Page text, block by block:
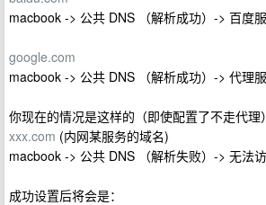
macbook -> 公共 DNS （解析成功）-> 百度
google.com
macbook -> 公共 DNS （解析成功）-> 代理
你现在的情况是这样的（即使配置了不走代理
xxx.com (内网某服务的域名)
macbook -> 公共 DNS （解析失败）-> 无法
成功设置后将会是：